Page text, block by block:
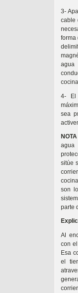
3-
cable
forma
agua
4- El
sea
agua
sitúe
son
parte
Al
con
Esa
el